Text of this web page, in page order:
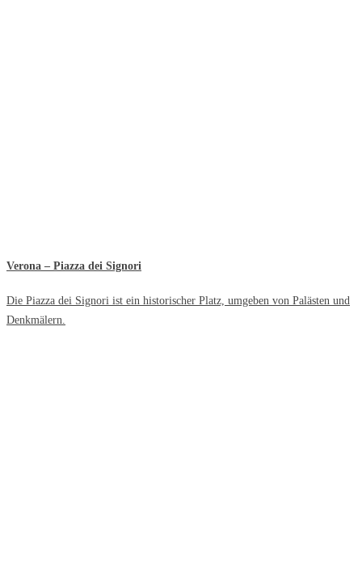
Verona – Piazza dei Signori
Die Piazza dei Signori ist ein historischer Platz, umgeben von Palästen und
Denkmälern.